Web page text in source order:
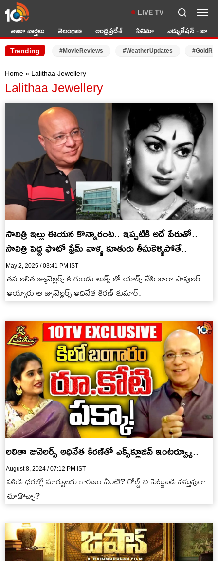
LIVE TV
తాజా వార్తలు తెలంగాణ ఆంధ్రప్రదేశ్ సినిమా ఎడ్యుకేషన్ - జాబ్స్
Trending #MovieReviews #WeatherUpdates
Home » Lalithaa Jewellery
Lalithaa Jewellery
సావిత్రి ఇల్లు ఈయన కొన్నారంట.. ఇప్పటికి అదే పేరుతో..
సావిత్రి పెద్ద ఫొటో ఫ్రేమ్ వాళ్ళ కూతురు తీసుకెళ్ళిపోతే..
May 2, 2025 / 03:41 PM IST
తన లలిత జ్యువెల్లర్స్ కి గుండు లుక్స్ లో యాడ్స్ చేసి బాగా పాపులర్
అయ్యారు ఆ జ్యువెల్లర్స్ అధినేత కిరణ్ కుమార్.
లలితా జువెలర్స్ అధినేత కిరణ్‌తో ఎక్స్‌క్లూజివ్ ఇంటర్వ్యూ..
August 8, 2024 / 07:12 PM IST
పసిడి ధరల్లో మార్పులకు కారణం ఏంటి? గోల్డ్ ని పెట్టుబడి వస్తువుగా
చూడొచ్చా?